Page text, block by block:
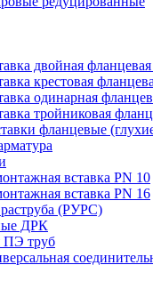
двойная
крестовая
одинарная
тройниковая
фланцевые
вставка PN 10
вставка PN 16
(РУРС)
ДРК
труб